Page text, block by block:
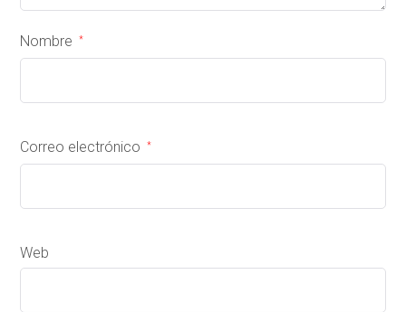
Nombre *
Correo electrónico *
Web